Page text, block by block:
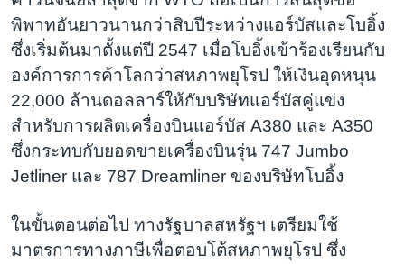
พิพาทอันยาวนานกว่าสิบปีระหว่างแอร์บัสและโบอิ้ง
ซึ่งเริ่มต้นมาตั้งแต่ปี 2547 เมื่อโบอิ้งเข้าร้องเรียนกับ
องค์การการค้าโลกว่าสหภาพยุโรป ให้เงินอุดหนุน
22,000 ล้านดอลลาร์ให้กับบริษัทแอร์บัสคู่แข่ง
สำหรับการผลิตเครื่องบินแอร์บัส A380 และ A350
ซึ่งกระทบกับยอดขายเครื่องบินรุ่น 747 Jumbo
Jetliner และ 787 Dreamliner ของบริษัทโบอิ้ง
ในขั้นตอนต่อไป ทางรัฐบาลสหรัฐฯ เตรียมใช้
มาตรการทางภาษีเพื่อตอบโต้สหภาพยุโรป ซึ่ง